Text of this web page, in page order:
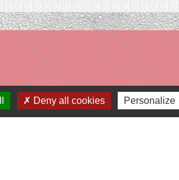
Deny all cookies Personalize